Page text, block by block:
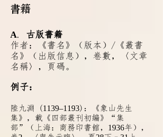
書籍
A. 古版書籍
作者：《書名》（版本）/《叢書
名》（出版信息），卷數，〈文章
名稱〉，頁碼。
例子：
陸九淵 (1139‒1193)：《象山先生
集》，載《四部叢刊初編》“集
部”（上海：商務印書館， 1936年），